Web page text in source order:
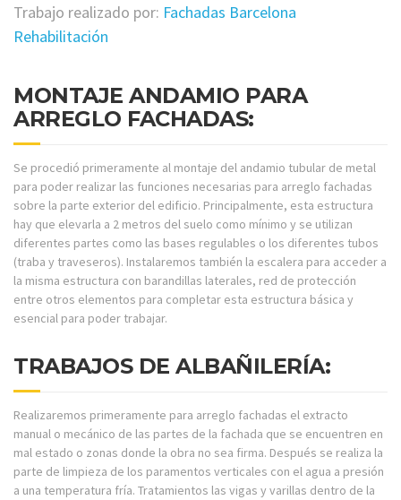
Trabajo realizado por: Fachadas Barcelona
Rehabilitación
MONTAJE ANDAMIO PARA
ARREGLO FACHADAS:
Se procedió primeramente al montaje del andamio tubular de metal
para poder realizar las funciones necesarias para arreglo fachadas
sobre la parte exterior del edificio. Principalmente, esta estructura
hay que elevarla a 2 metros del suelo como mínimo y se utilizan
diferentes partes como las bases regulables o los diferentes tubos
(traba y traveseros). Instalaremos también la escalera para acceder a
la misma estructura con barandillas laterales, red de protección
entre otros elementos para completar esta estructura básica y
esencial para poder trabajar.
TRABAJOS DE ALBAÑILERÍA:
Realizaremos primeramente para arreglo fachadas el extracto
manual o mecánico de las partes de la fachada que se encuentren en
mal estado o zonas donde la obra no sea firma. Después se realiza la
parte de limpieza de los paramentos verticales con el agua a presión
a una temperatura fría. Tratamientos las vigas y varillas dentro de la